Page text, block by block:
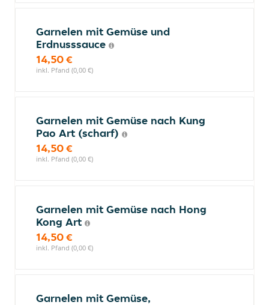
Garnelen mit Gemüse und
Erdnusssauce
14,50 €
inkl. Pfand (0,00 €)
Garnelen mit Gemüse nach Kung
Pao Art (scharf)
14,50 €
inkl. Pfand (0,00 €)
Garnelen mit Gemüse nach Hong
Kong Art
14,50 €
inkl. Pfand (0,00 €)
Garnelen mit Gemüse,